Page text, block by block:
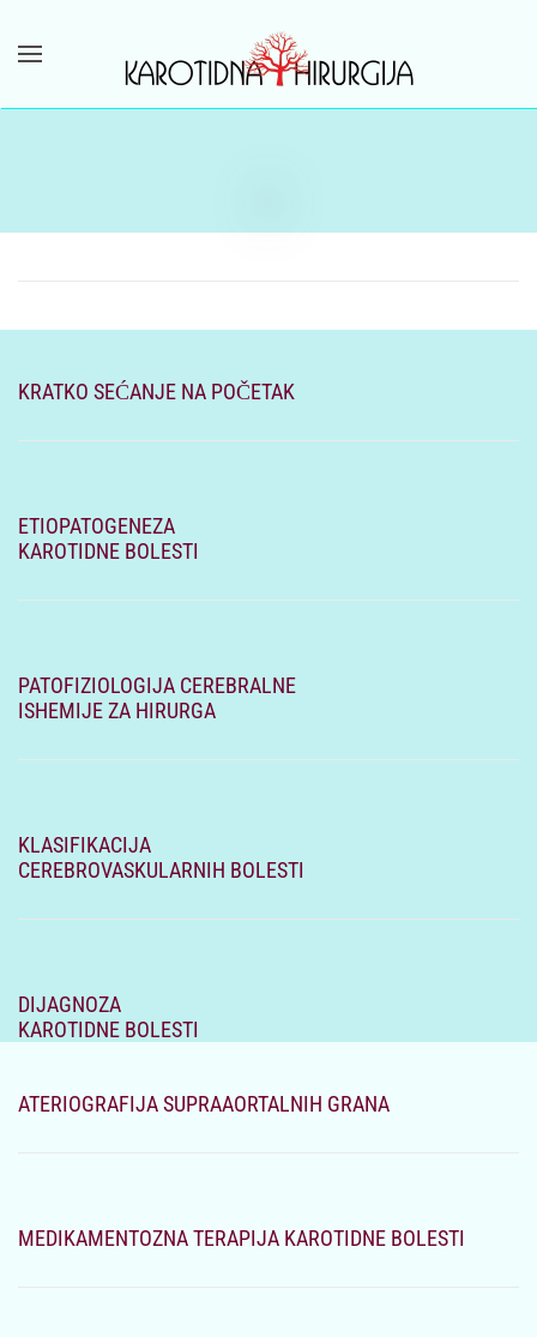
Skip to main content
KRATKO SEĆANJE NA POČETAK
ETIOPATOGENEZA
KAROTIDNE BOLESTI
PATOFIZIOLOGIJA CEREBRALNE
ISHEMIJE ZA HIRURGA
KLASIFIKACIJA
CEREBROVASKULARNIH BOLESTI
DIJAGNOZA
KAROTIDNE BOLESTI
ATERIOGRAFIJA SUPRAAORTALNIH GRANA
MEDIKAMENTOZNA TERAPIJA KAROTIDNE BOLESTI